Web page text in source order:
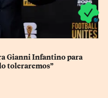
Gianni Infantino para
toleraremos”